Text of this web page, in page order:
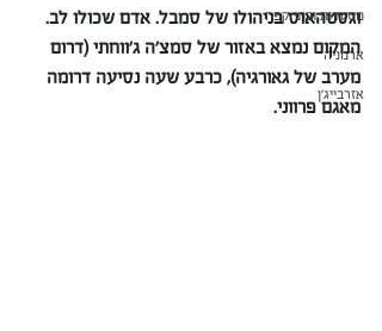
מסעדות ובתי קפה
ארמניה
אזרבייג'ן
וגסטהאוס בניהולו של סמבל. אדם שכולו לב.
המקום נמצא באזור של סמצ'ה ג'ווחתי (דרום
מערב של גאורגיה), כרבע שעה נסיעה דרומה
מאגם פרווני.